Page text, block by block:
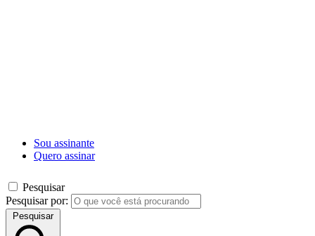
Sou assinante
Quero assinar
Pesquisar
Pesquisar por:
Pesquisar